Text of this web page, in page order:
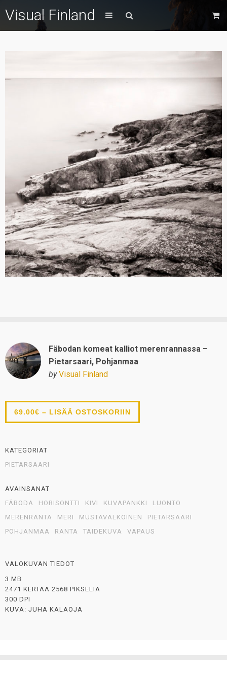
Visual Finland
Fäbodan komeat kalliot merenrannassa –
Pietarsaari, Pohjanmaa
by Visual Finland
69.00€ – LISÄÄ OSTOSKORIIN
KATEGORIAT
PIETARSAARI
AVAINSANAT
FÄBODA
HORISONTTI KIVI KUVAPANKKI
LUONTO
MERENRANTA
MERI MUSTAVALKOINEN
PIETARSAARI
POHJANMAA
RANTA TAIDEKUVA VAPAUS
VALOKUVAN TIEDOT
3 MB
2471 KERTAA 2568 PIKSELIÄ
300 DPI
KUVA: JUHA KALAOJA